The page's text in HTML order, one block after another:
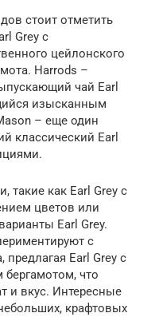
стоит отметить
Grey с
цейлонского
Harrods –
чай Earl
изысканным
– еще один
классический Earl
такие как Earl Grey с
цветов или
Earl Grey.
с
Earl Grey с
что
и вкус. Интересные
крафтовых